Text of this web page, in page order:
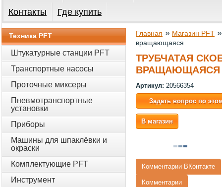
Контакты
Где купить
Главная » Магазин PFT
вращающаяся
ТРУБЧАТАЯ
ВРАЩАЮЩАЯСЯ
Артикул: 20566354
Задать вопрос по
В магазин
Комментарии ВКонтакте
Комментарии
Техника PFT
Штукатурные станции PFT
Транспортные насосы
Проточные миксеры
Пневмотранспортные
установки
Приборы
Машины для шпаклёвки и
окраски
Комплектующие PFT
Инструмент